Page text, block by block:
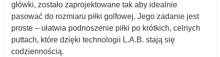
główki, zostało zaprojektowane tak aby idealnie
pasować do rozmiaru piłki golfowej. Jego zadanie jest
proste – ułatwia podnoszenie piłki po krótkich, celnych
puttach, które dzięki technologii L.A.B. stają się
codziennością.